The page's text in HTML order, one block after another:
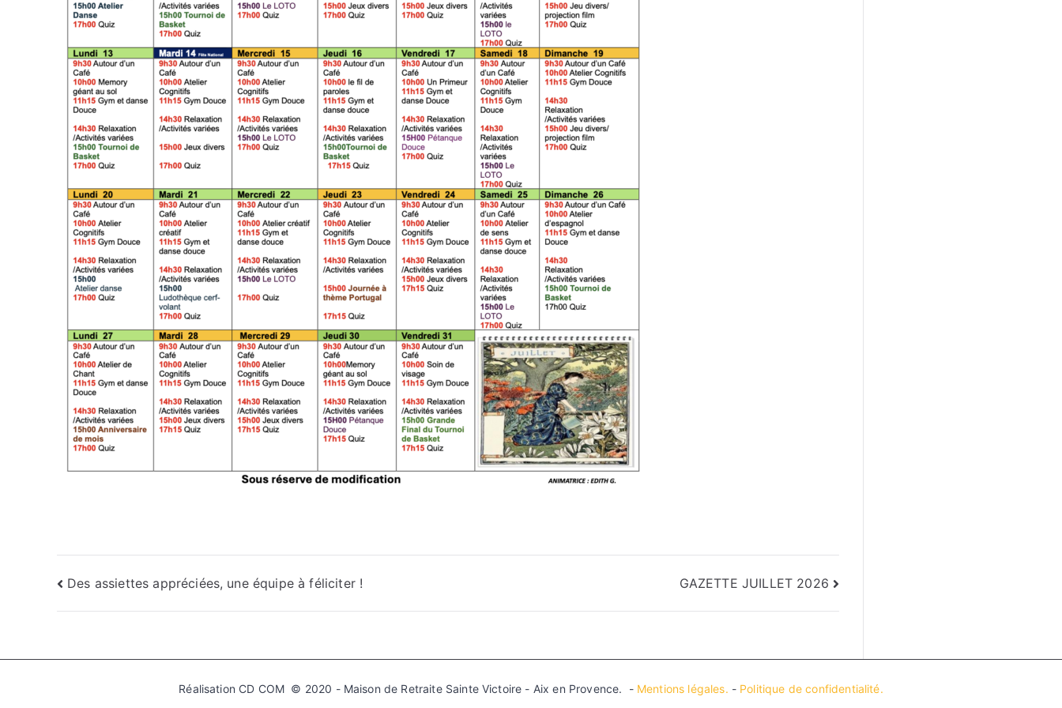
Des assiettes appréciées, une équipe à féliciter ! GAZETTE JUILLET 2026
Réalisation CD COM © 2020 - Maison de Retraite Sainte Victoire - Aix en Provence. - Mentions légales. - Politique de confidentialité.